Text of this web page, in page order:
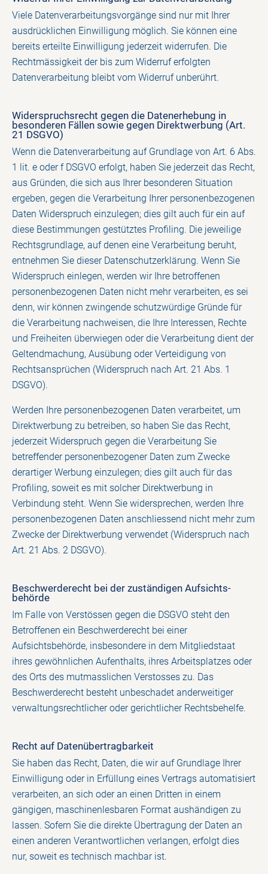
Viele Datenverarbeitungsvorgänge sind nur mit Ihrer
ausdrücklichen Einwilligung möglich. Sie können eine
bereits erteilte Einwilligung jederzeit widerrufen. Die
Rechtmässigkeit der bis zum Widerruf erfolgten
Datenverarbeitung bleibt vom Widerruf unberührt.
Widerspruchsrecht gegen die Datenerhebung in
besonderen Fällen sowie gegen Direktwerbung (Art.
21 DSGVO)
Wenn die Datenverarbeitung auf Grundlage von Art. 6 Abs.
1 lit. e oder f DSGVO erfolgt, haben Sie jederzeit das Recht,
aus Gründen, die sich aus Ihrer besonderen Situation
ergeben, gegen die Verarbeitung Ihrer personenbezogenen
Daten Widerspruch einzulegen; dies gilt auch für ein auf
diese Bestimmungen gestütztes Profiling. Die jeweilige
Rechtsgrundlage, auf denen eine Verarbeitung beruht,
entnehmen Sie dieser Datenschutzerklärung. Wenn Sie
Widerspruch einlegen, werden wir Ihre betroffenen
personenbezogenen Daten nicht mehr verarbeiten, es sei
denn, wir können zwingende schutzwürdige Gründe für
die Verarbeitung nachweisen, die Ihre Interessen, Rechte
und Freiheiten überwiegen oder die Verarbeitung dient der
Geltendmachung, Ausübung oder Verteidigung von
Rechtsansprüchen (Widerspruch nach Art. 21 Abs. 1
DSGVO).
Werden Ihre personenbezogenen Daten verarbeitet, um
Direktwerbung zu betreiben, so haben Sie das Recht,
jederzeit Widerspruch gegen die Verarbeitung Sie
betreffender personenbezogener Daten zum Zwecke
derartiger Werbung einzulegen; dies gilt auch für das
Profiling, soweit es mit solcher Direktwerbung in
Verbindung steht. Wenn Sie widersprechen, werden Ihre
personenbezogenen Daten anschliessend nicht mehr zum
Zwecke der Direktwerbung verwendet (Widerspruch nach
Art. 21 Abs. 2 DSGVO).
Beschwerde­recht bei der zuständigen Aufsichts­
behörde
Im Falle von Verstössen gegen die DSGVO steht den
Betroffenen ein Beschwerderecht bei einer
Aufsichtsbehörde, insbesondere in dem Mitgliedstaat
ihres gewöhnlichen Aufenthalts, ihres Arbeitsplatzes oder
des Orts des mutmasslichen Verstosses zu. Das
Beschwerderecht besteht unbeschadet anderweitiger
verwaltungsrechtlicher oder gerichtlicher Rechtsbehelfe.
Recht auf Daten­übertrag­barkeit
Sie haben das Recht, Daten, die wir auf Grundlage Ihrer
Einwilligung oder in Erfüllung eines Vertrags automatisiert
verarbeiten, an sich oder an einen Dritten in einem
gängigen, maschinenlesbaren Format aushändigen zu
lassen. Sofern Sie die direkte Übertragung der Daten an
einen anderen Verantwortlichen verlangen, erfolgt dies
nur, soweit es technisch machbar ist.